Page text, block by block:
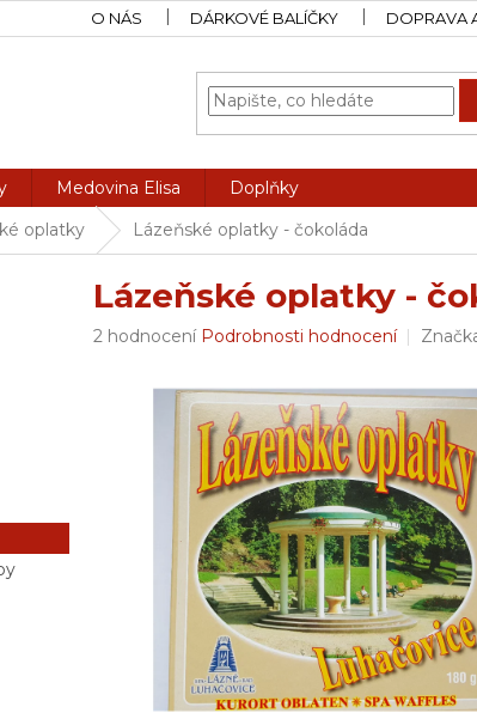
O NÁS DÁRKOVÉ BALÍČKY DOPRAVA
Medovina Elisa
Doplňky
oplatky Lázeňské oplatky - čokoláda
Lázeňské oplatky -
Průměrné
2 hodnocení Podrobnosti hodnocení